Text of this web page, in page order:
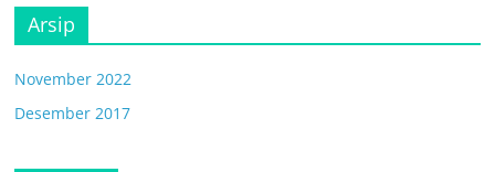
Arsip
November 2022
Desember 2017